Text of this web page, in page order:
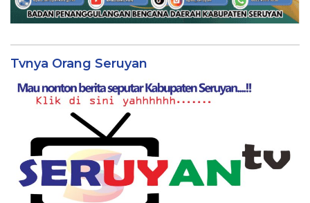
Tvnya Orang Seruyan